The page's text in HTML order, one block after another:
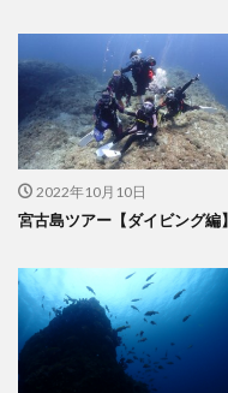
2022年10月10日
宮古島ツアー【ダイビング編】